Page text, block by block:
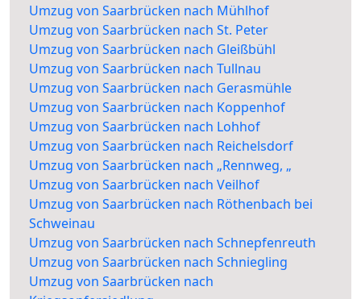
Umzug von Saarbrücken nach Mühlhof
Umzug von Saarbrücken nach St. Peter
Umzug von Saarbrücken nach Gleißbühl
Umzug von Saarbrücken nach Tullnau
Umzug von Saarbrücken nach Gerasmühle
Umzug von Saarbrücken nach Koppenhof
Umzug von Saarbrücken nach Lohhof
Umzug von Saarbrücken nach Reichelsdorf
Umzug von Saarbrücken nach „Rennweg, „
Umzug von Saarbrücken nach Veilhof
Umzug von Saarbrücken nach Röthenbach bei
Schweinau
Umzug von Saarbrücken nach Schnepfenreuth
Umzug von Saarbrücken nach Schniegling
Umzug von Saarbrücken nach